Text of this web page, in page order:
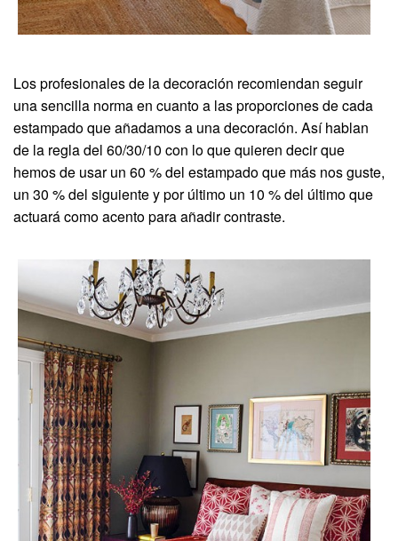
Los profesionales de la decoración recomiendan seguir
una sencilla norma en cuanto a las proporciones de cada
estampado que añadamos a una decoración. Así hablan
de la regla del 60/30/10 con lo que quieren decir que
hemos de usar un 60 % del estampado que más nos guste,
un 30 % del siguiente y por último un 10 % del último que
actuará como acento para añadir contraste.